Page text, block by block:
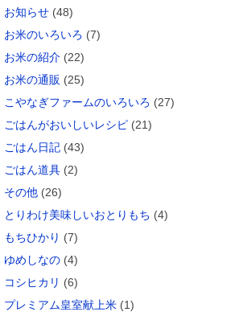
お知らせ (48)
お米のいろいろ (7)
お米の紹介 (22)
お米の通販 (25)
こやなぎファームのいろいろ (27)
ごはんがおいしいレシピ (21)
ごはん日記 (43)
ごはん道具 (2)
その他 (26)
とりわけ美味しいおとりもち (4)
もちひかり (7)
ゆめしなの (4)
コシヒカリ (6)
プレミアム皇室献上米 (1)